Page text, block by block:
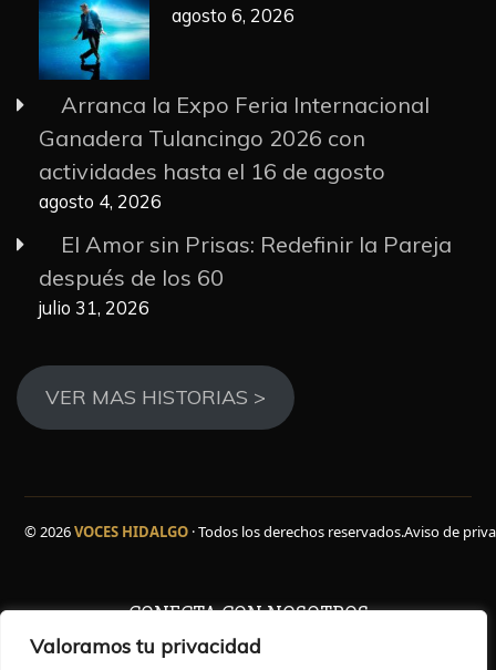
Valoramos tu privacidad
agosto 6, 2026
Arranca la Expo Feria Internacional
Ganadera Tulancingo 2026 con
actividades hasta el 16 de agosto
agosto 4, 2026
El Amor sin Prisas: Redefinir la Pareja
después de los 60
julio 31, 2026
VER MAS HISTORIAS >
© 2026VOCES HIDALGO · Todos los derechos reservados.Aviso de
CONECTA CON NOSOTROS